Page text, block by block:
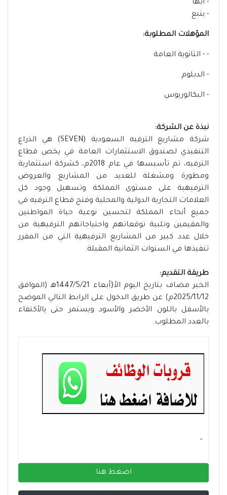
- أبها
- ينبع
المؤهلات المطلوبة:
- - الثانوية العامة
- الدبلوم
- البكالوريوس
نبذة عن الشركة:
شركة مشاريع الترفيه السعودية (SEVEN) هي الذراع
التنفيذي لصندوق الاستثمارات العامة في يخص قطاع
الترفيه، تم تأسيسها في عام 2018م، كشركة استثمارية
ومطورة ومشغلة للعديد من المشاريع والعروض
الترفيهية على مستوى المملكة وتسهيل وجود كل
العلامات التجارية الدولية والمحلية وفتح قطاع الترفيه في
جميع أنحاء المملكة لتحسين نوعية حياة المواطنين
والمقيمين وتلبية توقعاتهم واحتياجاتهم الترفيهية من
خلال عدد كبير من المشاريع الترفيهية التي من المقرر
تنفيذها في السنوات الثمانية المقبلة.
طريقة التقديم:
الخبر مضاف بتاريخ اليوم الأ{آبعاء 1447/5/21هـ (الموافق
2025/11/12م) عن طريق الدخول على الرابط التالي الموضح
بالأسفل باللون الأخضر والأسود ويستمر حتى يالأكتفاء
بالعدد المطلوب.
- ‏
اضغط هنا